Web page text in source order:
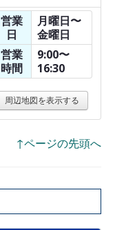
営業
日
月曜日〜
金曜日
営業
時間
9:00〜
16:30
周辺地図を表示する
↑ページの先頭へ